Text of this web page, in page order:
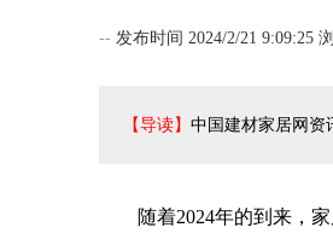
-- 发布时间 2024/2/21 9:09:25
【导读】 中国建材家居网资
随着2024年的到来，家